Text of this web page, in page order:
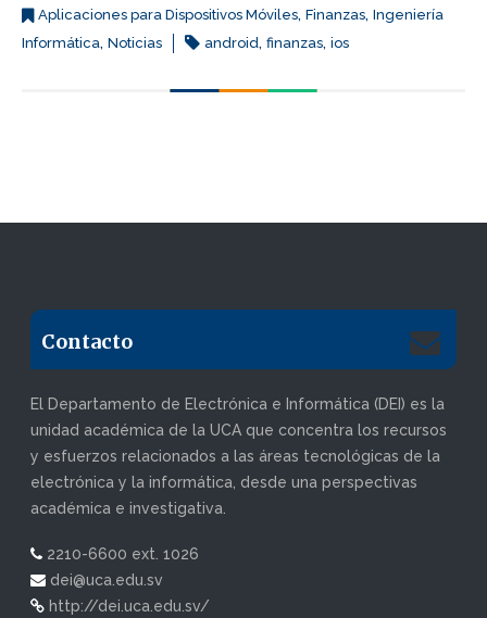
Aplicaciones para Dispositivos Móviles, Finanzas, Ingeniería
Informática, Noticias android, finanzas, ios
Contacto
El Departamento de Electrónica e Informática (DEI) es la
unidad académica de la UCA que concentra los recursos
y esfuerzos relacionados a las áreas tecnológicas de la
electrónica y la informática, desde una perspectivas
académica e investigativa.
2210-6600 ext. 1026
dei@uca.edu.sv
http://dei.uca.edu.sv/